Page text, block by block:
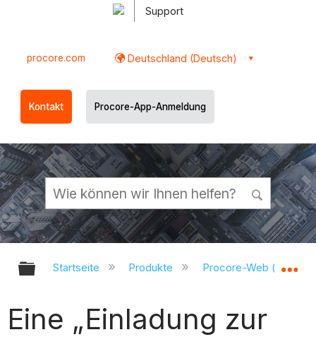
Support
procore.com Deutschland (Deutsch)
Kontakt Procore-App-Anmeldung
Globale Hierarchie auf- und
Startseite Produkte Procore-Web
Eine „Einladung zur